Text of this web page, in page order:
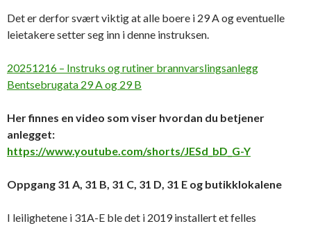
Det er derfor svært viktig at alle boere i 29 A og eventuelle
leietakere setter seg inn i denne instruksen.
20251216 – Instruks og rutiner brannvarslingsanlegg
Bentsebrugata 29 A og 29 B
Her finnes en video som viser hvordan du betjener
anlegget:
https://www.youtube.com/shorts/JESd_bD_G-Y
Oppgang 31 A, 31 B, 31 C, 31 D, 31 E og butikklokalene
I leilighetene i 31A-E ble det i 2019 installert et felles